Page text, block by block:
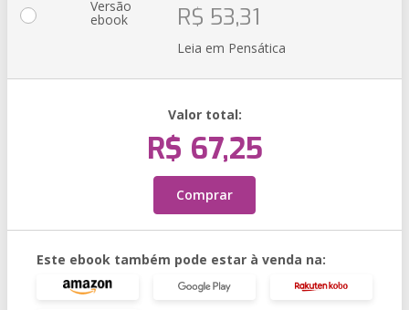
Versão
ebook R$ 53,31
Leia em Pensática
Valor total:
R$ 67,25
Comprar
Este ebook também pode estar à venda na: